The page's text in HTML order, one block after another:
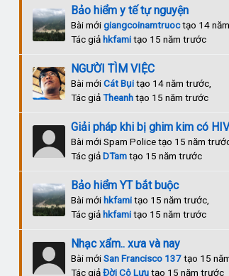
Bảo hiểm y tế tự nguyện
Bài mớigiangcoinamtruoctạo 14
Tác giả hkfamitạo 15 năm trước
NGƯỜI TÌM VIỆC
Bài mớiCát Bụitạo 14 năm trước,
Tác giảTheanhtạo 15 năm trước
Giải pháp khi bị ghim kim có
Bài mới Spam Police tạo 15 năm
Tác giảDTamtạo 15 năm trước
Bảo hiểm YT bắt buộc
Bài mới hkfamitạo 15 năm trước,
Tác giả hkfamitạo 15 năm trước
Nhạc xẩm.. xưa và nay
Bài mớiSan Francisco 137tạo 15
Tác giảĐời Cô Lựutạo 15 năm trước